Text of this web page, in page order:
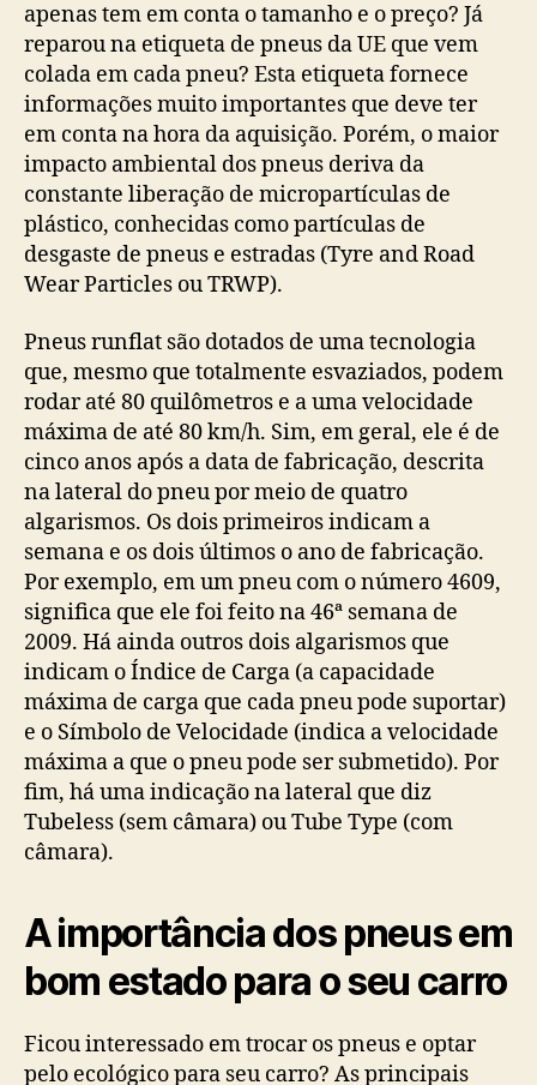
apenas tem em conta o tamanho e o preço? Já
reparou na etiqueta de pneus da UE que vem
colada em cada pneu? Esta etiqueta fornece
informações muito importantes que deve ter
em conta na hora da aquisição. Porém, o maior
impacto ambiental dos pneus deriva da
constante liberação de micropartículas de
plástico, conhecidas como partículas de
desgaste de pneus e estradas (Tyre and Road
Wear Particles ou TRWP).
Pneus runflat são dotados de uma tecnologia
que, mesmo que totalmente esvaziados, podem
rodar até 80 quilômetros e a uma velocidade
máxima de até 80 km/h. Sim, em geral, ele é de
cinco anos após a data de fabricação, descrita
na lateral do pneu por meio de quatro
algarismos. Os dois primeiros indicam a
semana e os dois últimos o ano de fabricação.
Por exemplo, em um pneu com o número 4609,
significa que ele foi feito na 46ª semana de
2009. Há ainda outros dois algarismos que
indicam o Índice de Carga (a capacidade
máxima de carga que cada pneu pode suportar)
e o Símbolo de Velocidade (indica a velocidade
máxima a que o pneu pode ser submetido). Por
fim, há uma indicação na lateral que diz
Tubeless (sem câmara) ou Tube Type (com
câmara).
A importância dos pneus em
bom estado para o seu carro
Ficou interessado em trocar os pneus e optar
pelo ecológico para seu carro? As principais